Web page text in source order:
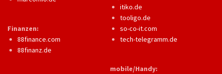
Finanzen:
88finance.com
88finanz.de
itiko.de
tooligo.de
so-co-it.com
tech-telegramm.de
mobile/Handy: